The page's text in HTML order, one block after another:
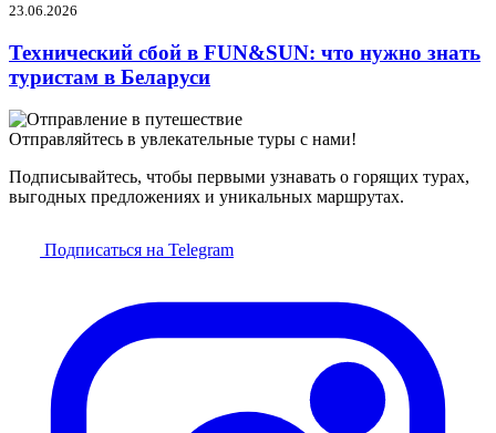
23.06.2026
Технический сбой в FUN&SUN: что нужно знать
туристам в Беларуси
Отправляйтесь в увлекательные туры с нами!
Подписывайтесь, чтобы первыми узнавать о горящих турах,
выгодных предложениях и уникальных маршрутах.
Подписаться на Telegram